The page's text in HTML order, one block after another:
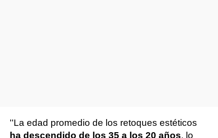
''La edad promedio de los retoques estéticos
ha descendido de los 35 a los 20 años, lo